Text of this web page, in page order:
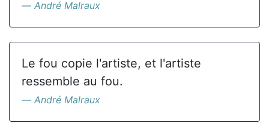
André Malraux
Le fou copie l'artiste, et l'artiste
ressemble au fou.
André Malraux